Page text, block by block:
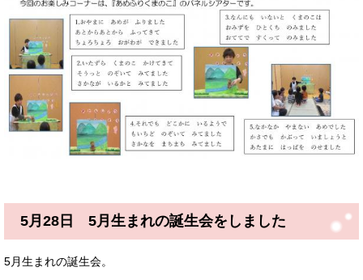
5月28日 5月生まれの誕生会をしました
5月生まれの誕生会。